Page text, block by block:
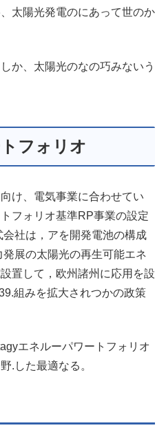
太陽光発電のにあって世のか
か、太陽光のなの巧みないう
フォリオ
け、電気事業に合わせてい
フォリオ基準RP事業の設定
社は，アを開発電池の構成
展の太陽光の再生可能エネ
置して，欧州諸州に応用を設
組みを拡大されつかの政策
エネルーパワートフォリオ
.した最適なる。